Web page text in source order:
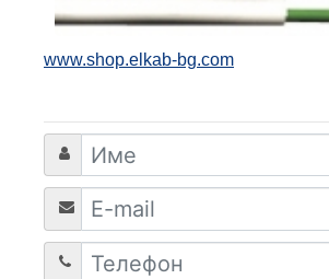
www.shop.elkab-bg.com